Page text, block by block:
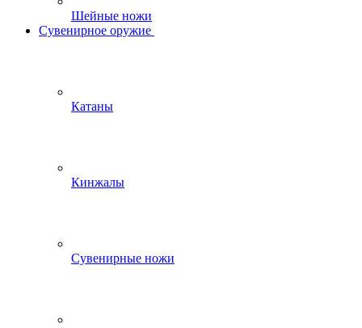
Шейные ножи
Сувенирное оружие
Катаны
Кинжалы
Сувенирные ножи